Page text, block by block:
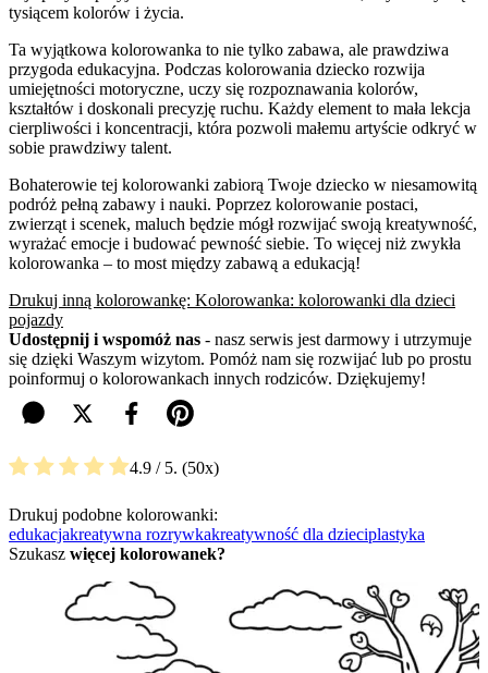
tysiącem kolorów i życia.
Ta wyjątkowa kolorowanka to nie tylko zabawa, ale prawdziwa
przygoda edukacyjna. Podczas kolorowania dziecko rozwija
umiejętności motoryczne, uczy się rozpoznawania kolorów,
kształtów i doskonali precyzję ruchu. Każdy element to mała lekcja
cierpliwości i koncentracji, która pozwoli małemu artyście odkryć w
sobie prawdziwy talent.
Bohaterowie tej kolorowanki zabiorą Twoje dziecko w niesamowitą
podróż pełną zabawy i nauki. Poprzez kolorowanie postaci,
zwierząt i scenek, maluch będzie mógł rozwijać swoją kreatywność,
wyrażać emocje i budować pewność siebie. To więcej niż zwykła
kolorowanka – to most między zabawą a edukacją!
Drukuj inną kolorowankę: Kolorowanka: kolorowanki dla dzieci
pojazdy
Udostępnij i wspomóż nas - nasz serwis jest darmowy i utrzymuje
się dzięki Waszym wizytom. Pomóż nam się rozwijać lub po prostu
poinformuj o kolorowankach innych rodziców. Dziękujemy!
4.9 / 5. 50
Drukuj podobne kolorowanki:
edukacjakreatywna rozrywkakreatywność dla dzieciplastyka
Szukasz więcej kolorowanek?